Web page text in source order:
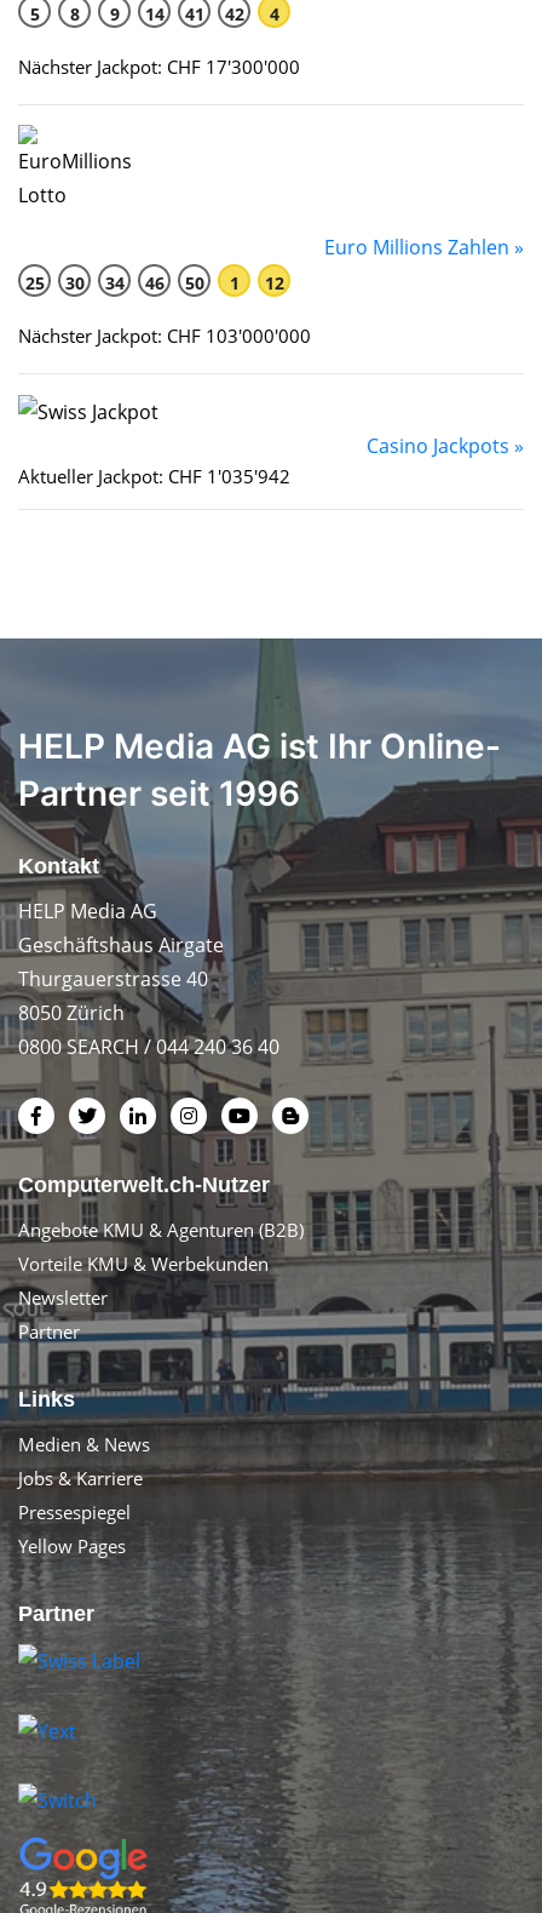
5 8 9 14 41 42 4
Nächster Jackpot: CHF 17'300'000
Euro Millions Zahlen »
25 30 34 46 50 1 12
Nächster Jackpot: CHF 103'000'000
Casino Jackpots »
Aktueller Jackpot: CHF 1'035'942
HELP Media AG ist Ihr Online-
Partner seit 1996
Kontakt
HELP Media AG
Geschäftshaus Airgate
Thurgauerstrasse 40
8050 Zürich
0800 SEARCH / 044 240 36 40
Computerwelt.ch-Nutzer
Angebote KMU & Agenturen (B2B)
Vorteile KMU & Werbekunden
Newsletter
Partner
Links
Medien & News
Jobs & Karriere
Pressespiegel
Yellow Pages
Partner